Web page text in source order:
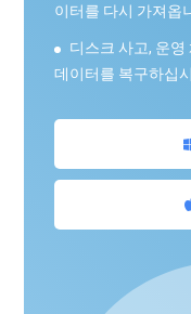
이터를 다시 가져옵
디스크 사고, 운영
데이터를 복구하십